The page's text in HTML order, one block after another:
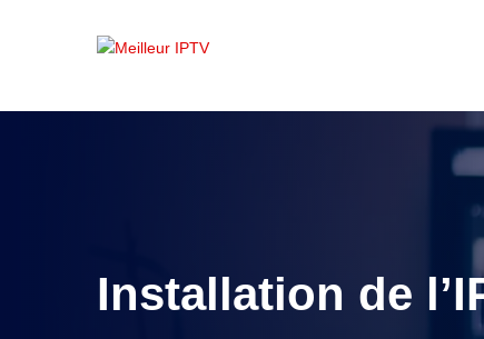
Installation de